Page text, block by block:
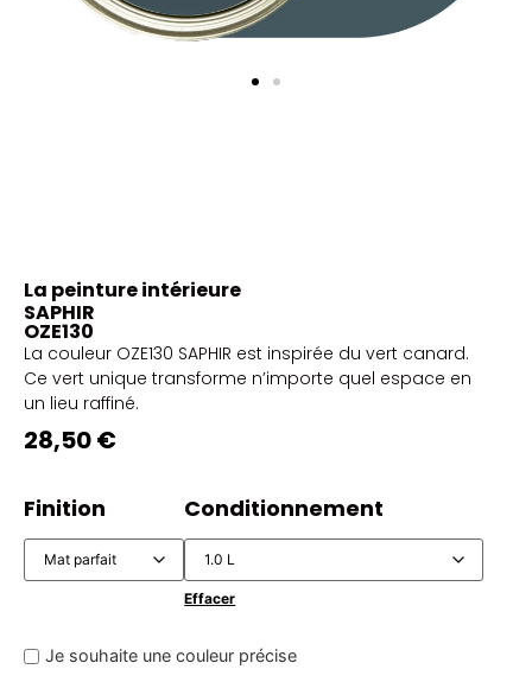
La peinture intérieure
SAPHIR
OZE130
La couleur OZE130 SAPHIR est inspirée du vert canard.
Ce vert unique transforme n’importe quel espace en
un lieu raffiné.
28,50 €
Finition Conditionnement
Effacer
Je souhaite une couleur précise